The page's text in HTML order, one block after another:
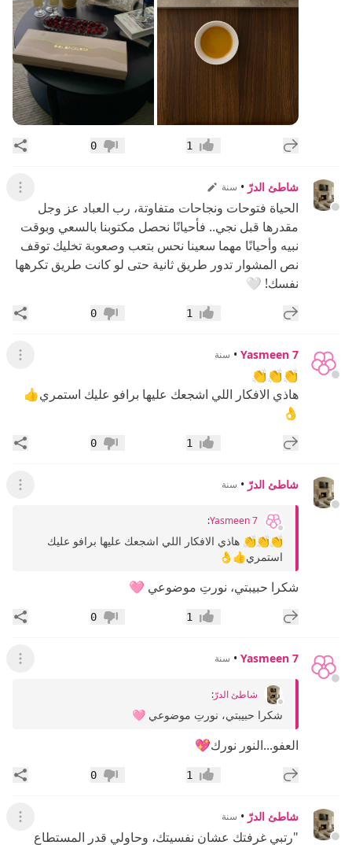
إضافة رد جديد إعجاب1 عدم إعجاب
0
شاطئ الدرّ • سنة عرض
الحياة فتوحات ونجاحات متفاوتة، رب العباد عز وجل
مقدرها قبل نجي.. فأحيانًا نحصل مكتوبنا بالسعي وبوقت
نبيه وأحيانًا مهما سعينا نحس بتعب وصعوبة تخليك توقف
نص المشوار تدور طريق ثانية حتى لو كانت طريق تكرهها
نفسك! 🤍
إضافة رد جديد إعجاب1 عدم إعجاب
0
Yasmeen 7
• سنة عرض
👏👏👏
هاذي الافكار اللي اشجعك عليها برافو عليك استمري👍
👌
إضافة رد جديد إعجاب1 عدم إعجاب
0
شاطئ الدرّ • سنة عرض
Yasmeen 7
:
👏👏👏 هاذي الافكار اللي اشجعك عليها برافو عليك
استمري👍👌
شكرا حبيبتي، نورتِ موضوعي 🩷
إضافة رد جديد إعجاب1 عدم إعجاب
0
Yasmeen 7
• سنة عرض
شاطئ الدرّ:
شكرا حبيبتي، نورتِ موضوعي 🩷
العفو...النور نورك💖
إضافة رد جديد إعجاب1 عدم إعجاب
0
شاطئ الدرّ • سنة عرض
"رتبي غرفتك عشان نفسيتك، وحاولي قدر المستطاع